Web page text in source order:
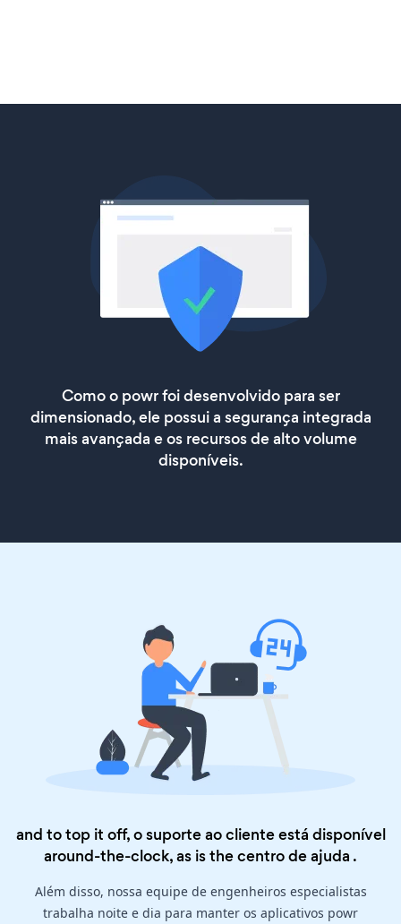
Como o powr foi desenvolvido para ser
dimensionado, ele possui a segurança integrada
mais avançada e os recursos de alto volume
disponíveis.
and to top it off, o suporte ao cliente está disponível
around-the-clock, as is thecentro de ajuda .
Além disso, nossa equipe de engenheiros especialistas
trabalha noite e dia para manter os aplicativos powr